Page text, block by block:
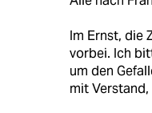
Im Ernst, die
vorbei. Ich
um den
mit